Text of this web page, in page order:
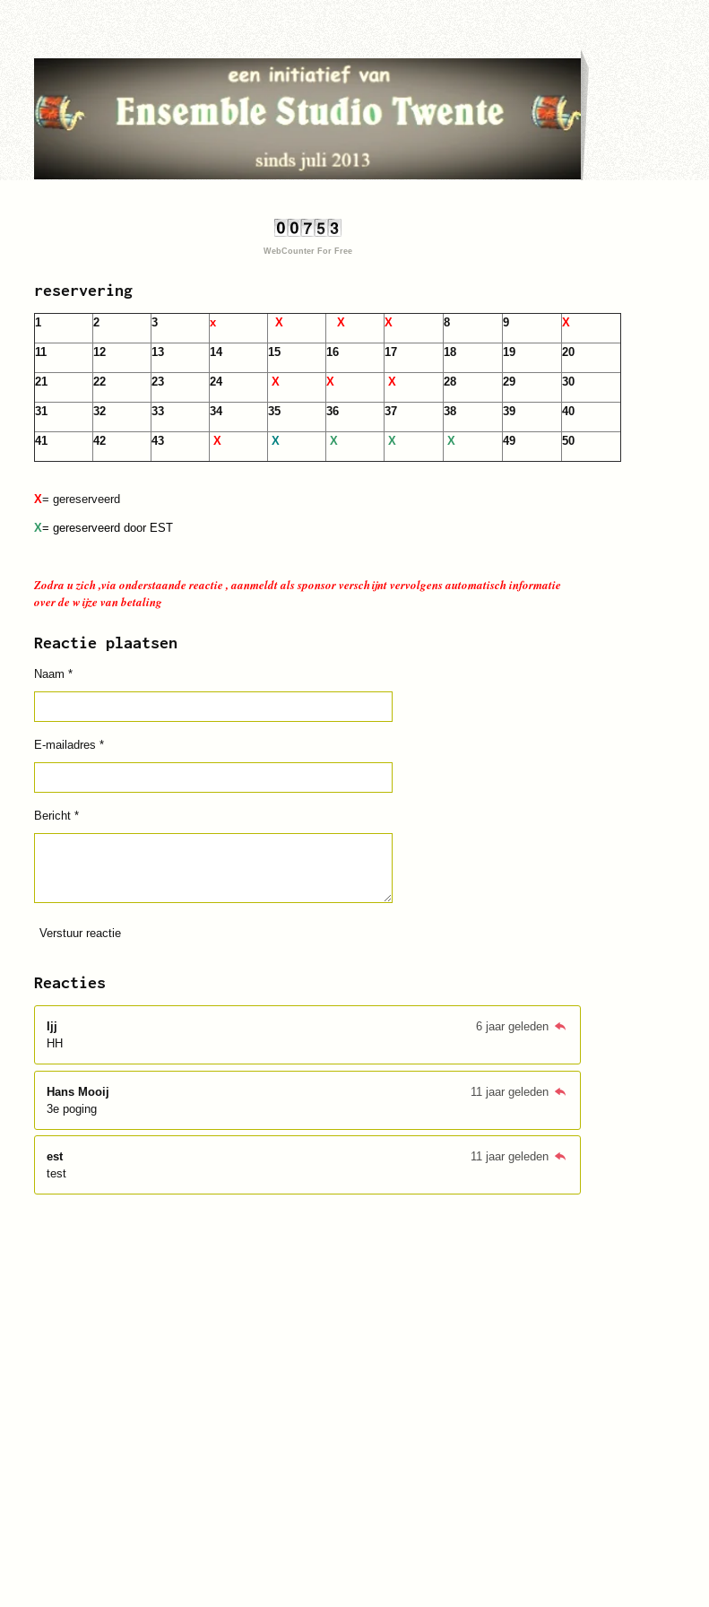
WebCounter For Free
reservering
1 2 3 x X X X 8 9 X
11 12 13 14 15 16 17 18 19 20
21 22 23 24 X X X 28 29 30
31 32 33 34 35 36 37 38 39 40
41 42 43 X X X X X 49 50
X= gereserveerd
X= gereserveerd door EST
Zodra u zich ,via onderstaande reactie , aanmeldt als sponsor verschijnt vervolgens automatisch informatie
over de wijze van betaling
Reactie plaatsen
Naam *
E-mailadres *
Bericht *
Verstuur reactie
Reacties
Ijj
6 jaar geleden
HH
Hans Mooij
11 jaar geleden
3e poging
est
11 jaar geleden
test